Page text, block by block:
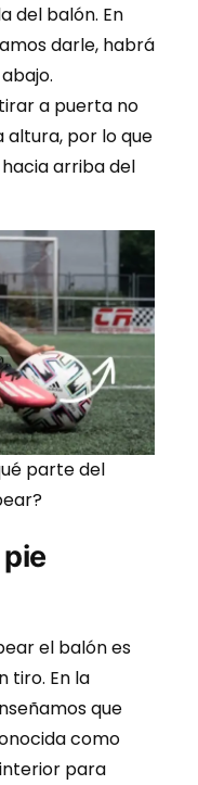
del balón. En
darle, habrá
a puerta no
altura, por lo que
arriba del
parte del
el balón es
tiro. En la
que
como
para